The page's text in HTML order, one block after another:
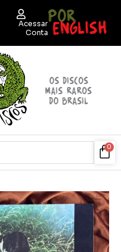
Acessar
Conta
POR
ENGLISH
OS discos
mais raros
do brasil
0